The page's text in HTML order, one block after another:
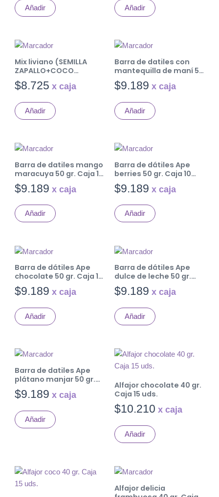
Añadir Añadir
Mix liviano (SEMILLA
ZAPALLO+COCO
LAMINAS+PASA RUBIA)
80 gr. Caja 12 uds.
$8.725
Añadir
Barra de datiles con
mantequilla de maní 50
gr. Caja 10 uds.
$9.189
Añadir
Barra de datiles mango
maracuya 50 gr. Caja 10
uds.
$9.189
Añadir
Barra de dátiles Ape
berries 50 gr. Caja 10
uds.
$9.189
Añadir
Barra de dátiles Ape
chocolate 50 gr. Caja 10
uds.
$9.189
Añadir
Barra de dátiles Ape
dulce de leche 50 gr.
Caja 10 uds.
$9.189
Añadir
Barra de datiles Ape
plátano manjar 50 gr.
Caja 10 uds.
$9.189
Añadir
Alfajor chocolate 40 gr.
Caja 15 uds.
$10.210
Añadir
Alfajor delicia